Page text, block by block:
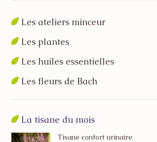
Les ateliers minceur
Les plantes
Les huiles essentielles
Les fleurs de Bach
La tisane du mois
Tisane confort urinaire